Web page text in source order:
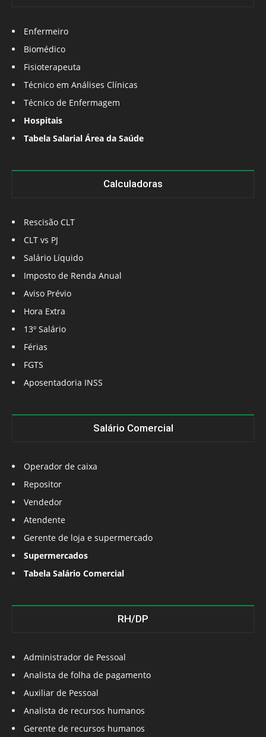
Enfermeiro
Biomédico
Fisioterapeuta
Técnico em Análises Clínicas
Técnico de Enfermagem
Hospitais
Tabela Salarial Área da Saúde
Calculadoras
Rescisão CLT
CLT vs PJ
Salário Líquido
Imposto de Renda Anual
Aviso Prévio
Hora Extra
13º Salário
Férias
FGTS
Aposentadoria INSS
Salário Comercial
Operador de caixa
Repositor
Vendedor
Atendente
Gerente de loja e supermercado
Supermercados
Tabela Salário Comercial
RH/DP
Administrador de Pessoal
Analista de folha de pagamento
Auxiliar de Pessoal
Analista de recursos humanos
Gerente de recursos humanos